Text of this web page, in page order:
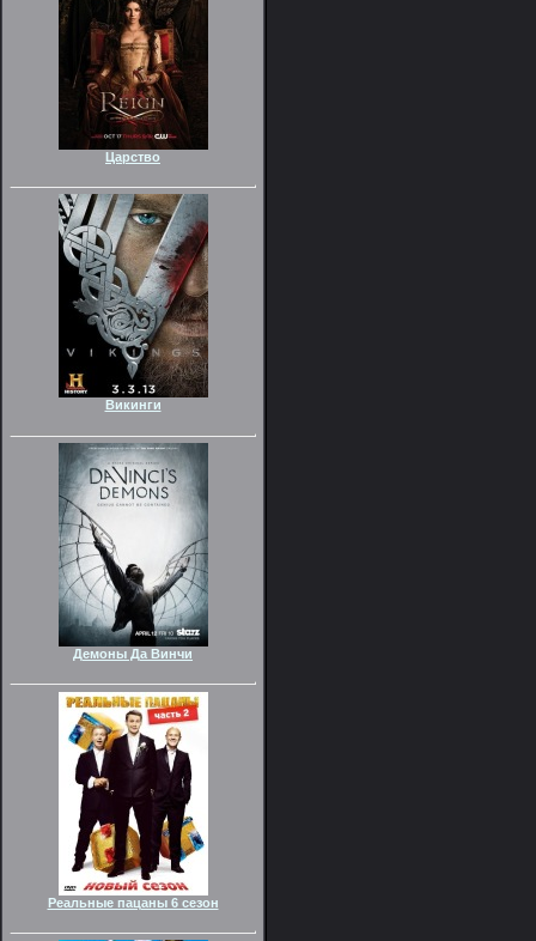
Царство
Викинги
Демоны Да Винчи
Реальные пацаны 6 сезон